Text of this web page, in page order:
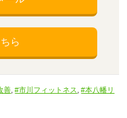
ら
善,#市川フィットネス,#本八幡リ